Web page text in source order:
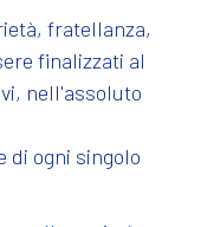
fratellanza,
finalizzati al
nell'assoluto
di ogni singolo